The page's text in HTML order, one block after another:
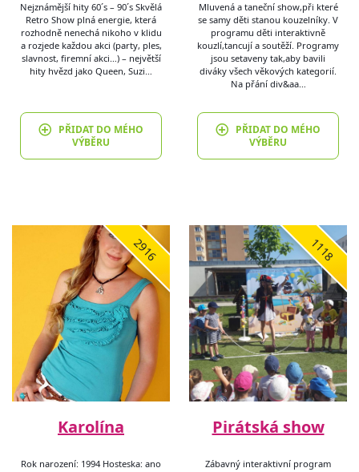
Nejznámější hity 60´s – 90´s Skvělá
Retro Show plná energie, která
rozhodně nenechá nikoho v klidu
a rozjede každou akci (party, ples,
slavnost, firemní akci…) – největší
hity hvězd jako Queen, Suzi…
PŘIDAT DO MÉHO
VÝBĚRU
Mluvená a taneční show,při které
se samy děti stanou kouzelníky. V
programu děti interaktivně
kouzlí,tancují a soutěží. Programy
jsou setaveny tak,aby bavili
diváky všech věkových kategorií.
Na přání div&aa…
PŘIDAT DO MÉHO
VÝBĚRU
2916
Karolína
Rok narození: 1994 Hosteska: ano
1118
Pirátská show
Zábavný interaktivní program